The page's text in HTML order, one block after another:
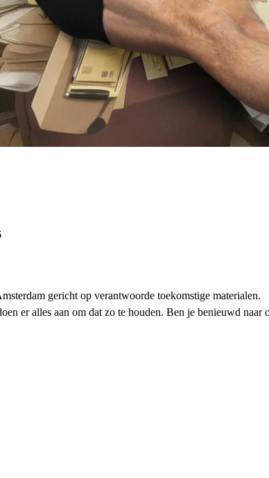
gericht op verantwoorde toekomstige materialen.
er alles aan om dat zo te houden. Ben je benieuwd